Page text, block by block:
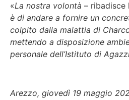
«La nostra volontà – ribadisce
è di andare a fornire un
colpito dalla malattia di
mettendo a disposizione
personale dell’Istituto di
Arezzo, giovedì 19 maggio